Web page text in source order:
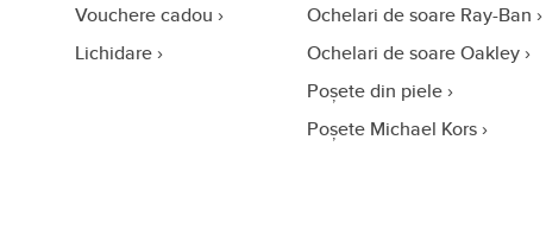
Vouchere cadou
Lichidare
Ochelari de soare Ray-Ban
Ochelari de soare Oakley
Poșete din piele
Poșete Michael Kors